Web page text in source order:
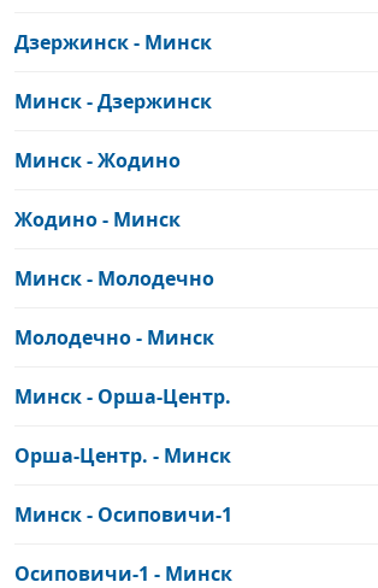
Дзержинск - Минск
Минск - Дзержинск
Минск - Жодино
Жодино - Минск
Минск - Молодечно
Молодечно - Минск
Минск - Орша-Центр.
Орша-Центр. - Минск
Минск - Осиповичи-1
Осиповичи-1 - Минск